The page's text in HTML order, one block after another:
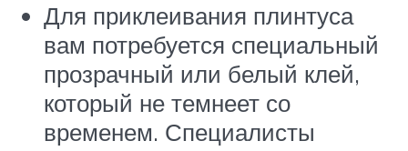
Для приклеивания плинтуса
вам потребуется специальный
прозрачный или белый клей,
который не темнеет со
временем. Специалисты